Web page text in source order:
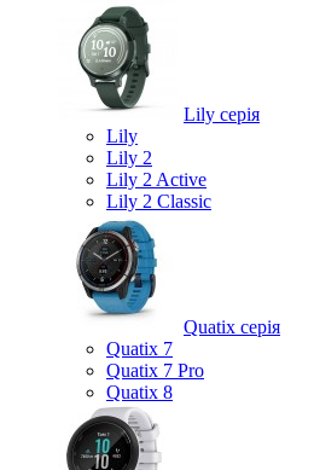
Lily серія
Lily
Lily 2
Lily 2 Active
Lily 2 Classic
Quatix серія
Quatix 7
Quatix 7 Pro
Quatix 8